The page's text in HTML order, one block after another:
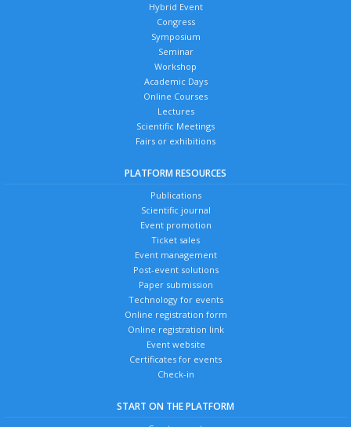
Hybrid Event
Congress
Symposium
Seminar
Workshop
Academic Days
Online Courses
Lectures
Scientific Meetings
Fairs or exhibitions
PLATFORM RESOURCES
Publications
Scientific journal
Event promotion
Ticket sales
Event management
Post-event solutions
Paper submission
Technology for events
Online registration form
Online registration link
Event website
Certificates for events
Check-in
START ON THE PLATFORM